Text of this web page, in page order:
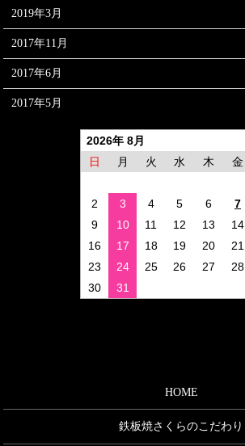
2019年3月
2017年11月
2017年6月
2017年5月
2026年 8月
日
月 火 水 木 金
2
3 4 5 6 7
9
10 11 12 13 14
16
17 18 19 20 21
23
24 25 26 27 28
30
31
HOME
鉄板焼さくらのこだわり